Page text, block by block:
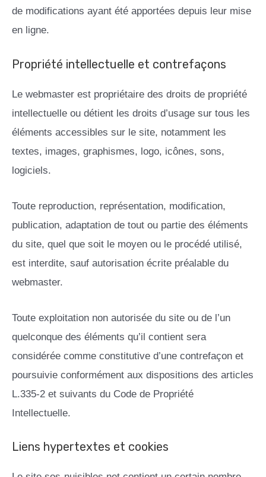
de modifications ayant été apportées depuis leur mise
en ligne.
Propriété intellectuelle et contrefaçons
Le webmaster est propriétaire des droits de propriété
intellectuelle ou détient les droits d’usage sur tous les
éléments accessibles sur le site, notamment les
textes, images, graphismes, logo, icônes, sons,
logiciels.
Toute reproduction, représentation, modification,
publication, adaptation de tout ou partie des éléments
du site, quel que soit le moyen ou le procédé utilisé,
est interdite, sauf autorisation écrite préalable du
webmaster.
Toute exploitation non autorisée du site ou de l’un
quelconque des éléments qu’il contient sera
considérée comme constitutive d’une contrefaçon et
poursuivie conformément aux dispositions des articles
L.335-2 et suivants du Code de Propriété
Intellectuelle.
Liens hypertextes et cookies